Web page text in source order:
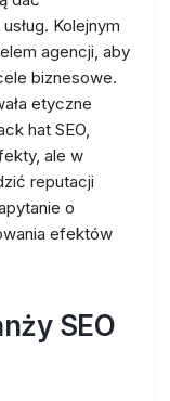
Kolejnym
agencji, aby
biznesowe.
etyczne
hat SEO,
ale w
reputacji
o
efektów
SEO